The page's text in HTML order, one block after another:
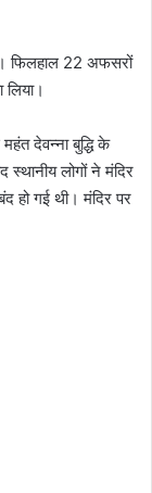
फिलहाल 22 अफसरों
देवन्ना बुद्धि के
लोगों ने मंदिर
हो गई थी। मंदिर पर